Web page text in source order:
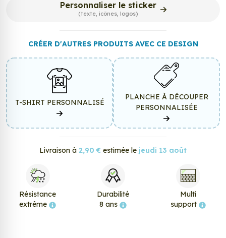
Personnaliser le sticker
(texte, icônes, logos)
CRÉER D'AUTRES PRODUITS AVEC CE DESIGN
T-SHIRT PERSONNALISÉ
PLANCHE À DÉCOUPER
PERSONNALISÉE
Livraison à 2,90 € estimée le jeudi 13 août
Résistance
extrême
Durabilité
8 ans
Multi
support